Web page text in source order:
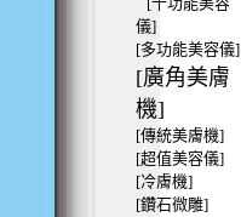
儀]
[多功能美容儀]
[廣角美膚
機]
[傳統美膚機]
[超值美容儀]
[冷膚機]
[鑽石微雕]